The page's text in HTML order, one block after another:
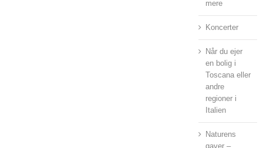
mere
Koncerter
Når du ejer
en bolig i
Toscana eller
andre
regioner i
Italien
Naturens
gaver –